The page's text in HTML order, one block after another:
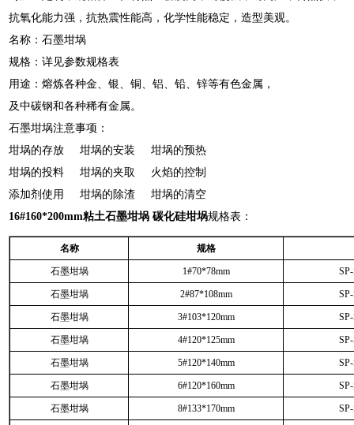
抗氧化能力强，抗热震性能高，化学性能稳定，造型美观。
名称：石墨坩埚
规格：详见参数规格表
用途：熔炼各种金、银、铜、铝、铅、锌等有色金属，
及中碳钢和各种稀有金属。
石墨坩埚注意事项：
坩埚的存放 坩埚的安装 坩埚的预热
坩埚的投料 坩埚的夹取 火焰的控制
添加剂使用 坩埚的除渣 坩埚的清空
16#160*200mm粘土石墨坩埚 碳化硅坩埚规格表：
名称 规格
石墨坩埚 1#70*78mm
石墨坩埚 2#87*108mm
石墨坩埚 3#103*120mm
石墨坩埚 4#120*125mm
石墨坩埚 5#120*140mm
石墨坩埚 6#120*160mm
石墨坩埚 8#133*170mm